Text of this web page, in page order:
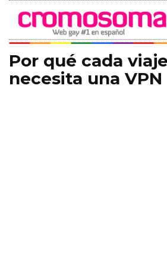
Por qué cada
necesita una VPN